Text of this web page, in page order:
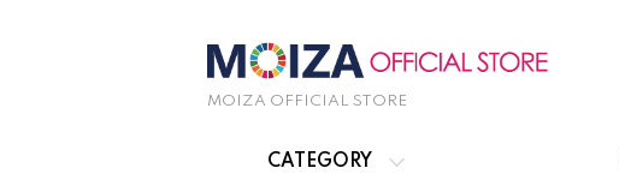
MOIZA OFFICIAL STORE
CATEGORY